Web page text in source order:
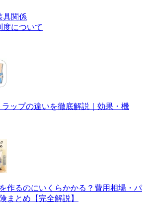
具関係
度について
ップの違いを徹底解説｜効果・機
作るのにいくらかかる？費用相場・パ
まとめ【完全解説】